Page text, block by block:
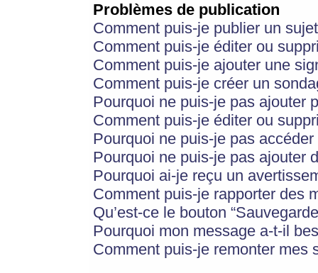
Problèmes de publication
Comment puis-je publier un
Comment puis-je éditer ou
Comment puis-je ajouter une
Comment puis-je créer un
Pourquoi ne puis-je pas ajouter
Comment puis-je éditer ou
Pourquoi ne puis-je pas
Pourquoi ne puis-je pas ajouter
Pourquoi ai-je reçu un
Comment puis-je rapporter des
Qu’est-ce le bouton
Pourquoi mon message a-t-il
Comment puis-je remonter mes